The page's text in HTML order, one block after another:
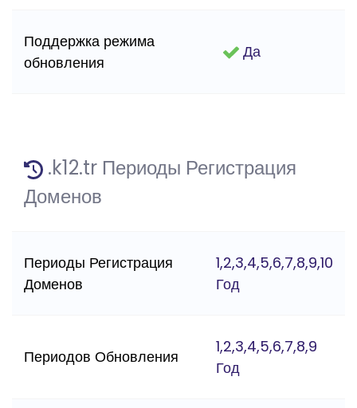
Поддержка режима
обновления
Да
.k12.tr Периоды Регистрация
Доменов
Периоды Регистрация
Доменов
1,2,3,4,5,6,7,8,9,10
Год
Периодов Обновления
1,2,3,4,5,6,7,8,9
Год